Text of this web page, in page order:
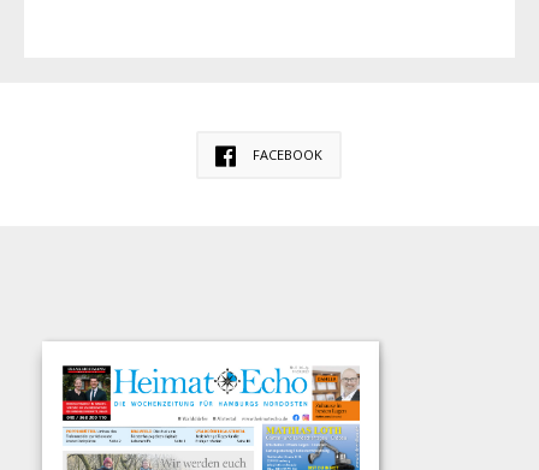
FACEBOOK